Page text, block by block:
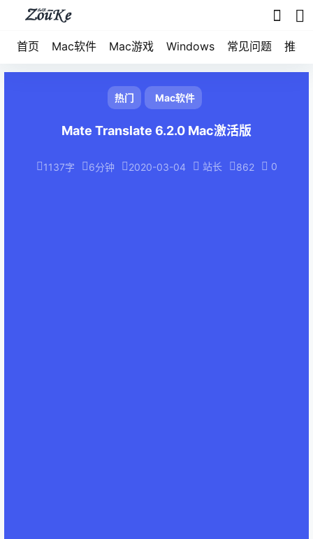
首页 Mac软件 Mac游戏 Windows 常见问题 推荐
热门 Mac软件
Mate Translate 6.2.0 Mac激活版
1137字 6分钟 2020-03-04 站长 862 0